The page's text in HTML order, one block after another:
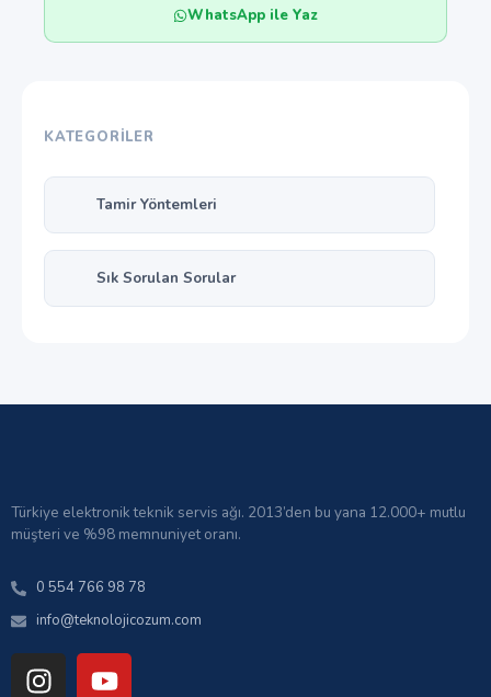
WhatsApp ile Yaz
KATEGORILER
Tamir Yöntemleri
Sık Sorulan Sorular
Türkiye elektronik teknik servis ağı. 2013’den bu yana 12.000+ mutlu
müşteri ve %98 memnuniyet oranı.
0 554 766 98 78
info@teknolojicozum.com